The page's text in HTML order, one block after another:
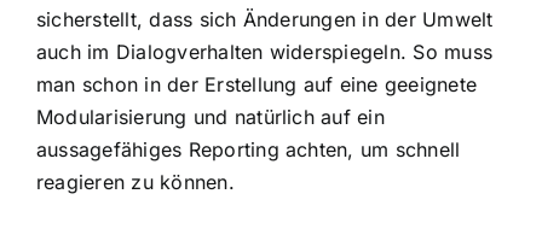
sicherstellt, dass sich Änderungen in der Umwelt
auch im Dialogverhalten widerspiegeln. So muss
man schon in der Erstellung auf eine geeignete
Modularisierung und natürlich auf ein
aussagefähiges Reporting achten, um schnell
reagieren zu können.